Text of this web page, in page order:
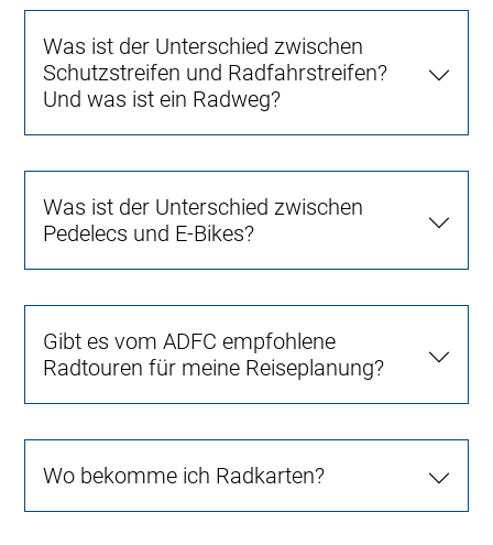
Was ist der Unterschied zwischen
Schutzstreifen und Radfahrstreifen?
Und was ist ein Radweg?
Was ist der Unterschied zwischen
Pedelecs und E-Bikes?
Gibt es vom ADFC empfohlene
Radtouren für meine Reiseplanung?
Wo bekomme ich Radkarten?